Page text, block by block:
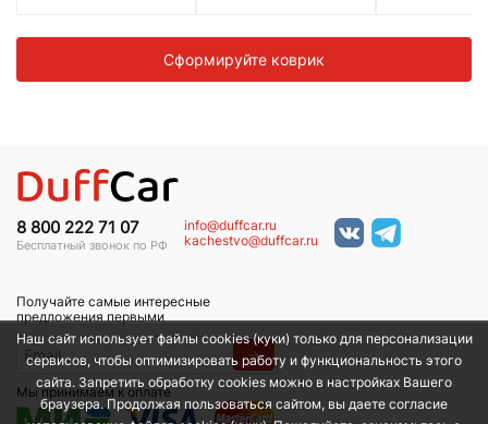
Сформируйте коврик
8 800 222 71 07
Бесплатный звонок по РФ
info@duffcar.ru
kachestvo@duffcar.ru
Получайте самые интересные
предложения первыми
→
Мы принимаем к оплате
Наш сайт использует файлы cookies (куки) только для персонализации
сервисов, чтобы оптимизировать работу и функциональность этого
сайта. Запретить обработку cookies можно в настройках Вашего
браузера. Продолжая пользоваться сайтом, вы даете согласие